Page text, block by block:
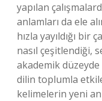
yapılan
anlamları da ele
hızla yayıldığı
nasıl çeşitlendiği,
akademik
dilin toplumla
kelimelerin yeni